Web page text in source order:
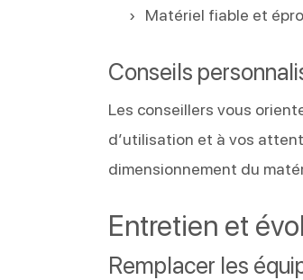
Matériel fiable et
Conseils
Les conseillers vous
d’utilisation et à vos
dimensionnement du
Entretien et
Remplacer les